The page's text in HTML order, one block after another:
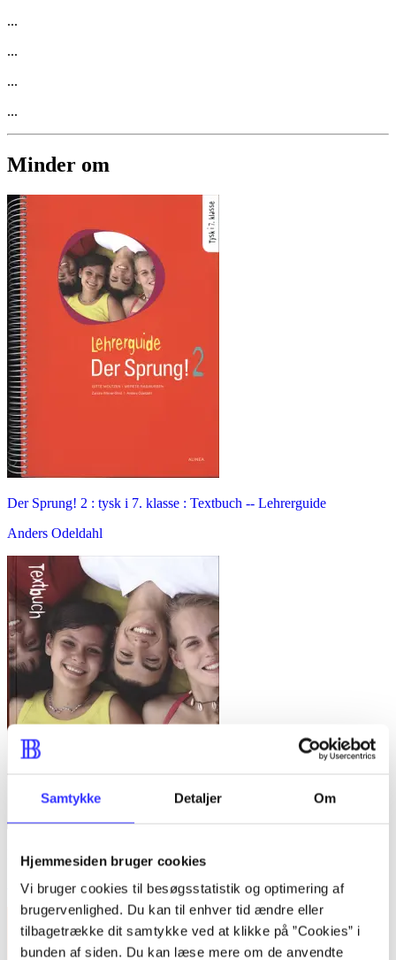
Samtykke Detaljer Om
Hjemmesiden bruger cookies
Vi bruger cookies til besøgsstatistik og optimering af
brugervenlighed. Du kan til enhver tid ændre eller
tilbagetrække dit samtykke ved at klikke på ”Cookies” i
bunden af siden. Du kan læse mere om de anvendte
...
...
...
...
Minder om
Der Sprung! 2 : tysk i 7. klasse : Textbuch -- Lehrerguide
Anders Odeldahl
Der Sprung! 2 : tysk i 7. klasse : Textbuch
Anders Odeldahl